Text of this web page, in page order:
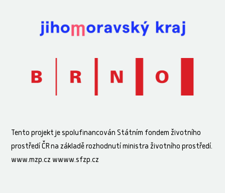
Tento projekt je spolufinancován Státním fondem životního
prostředí ČR na základě rozhodnutí ministra životního prostředí.
www.mzp.cz wwww.sfzp.cz